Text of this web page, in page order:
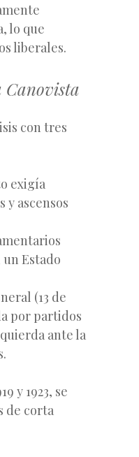
lo que
liberales.
Canovista
con tres
exigía
y ascensos
Estado
(13 de
por partidos
ante la
y 1923, se
de corta